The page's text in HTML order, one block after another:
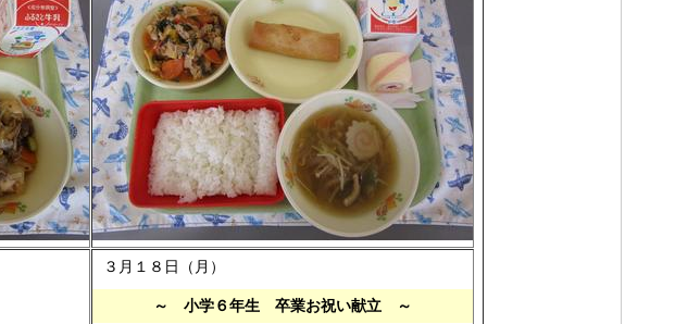
３月１８日（月）
～ 小学６年生 卒業お祝い献立 ～